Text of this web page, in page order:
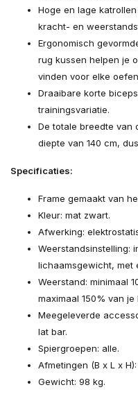
Hoge en lage
kracht- en
Ergonomisch
rug kussen helpen je
vinden voor elke
Draaibare korte
trainingsvariatie.
De totale breedte van
diepte van 140 cm,
Specificaties:
Frame gemaakt van
Kleur: mat zwart.
Afwerking:
Weerstandsinstelling:
lichaamsgewicht, met
Weerstand: minimaal
maximaal 150% van
Meegeleverde
lat bar.
Spiergroepen: alle.
Afmetingen (B x L x
Gewicht: 98 kg.